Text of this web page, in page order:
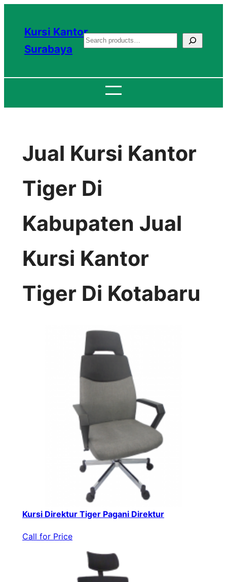
konten
Kursi Kantor
Surabaya
S
a
c
Jual Kursi Kantor
Tiger Di
Kabupaten Jual
Kursi Kantor
Tiger Di Kotabaru
Kursi Direktur Tiger Pagani Direktur
Call for Price